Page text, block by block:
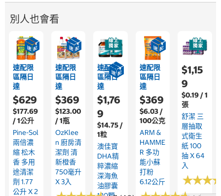
別人也會看
速配限
區隔日
達
$629
$177.69
/ 1公升
Pine-Sol
兩倍濃
縮 松木
香 多用
途清潔
劑 1.77
公升 X 2
速配限
區隔日
達
$369
$123.00
/ 1瓶
OzKlee
N 廚房清
潔劑 清
新橙香
750毫升
X 3入
速配限
區隔日
達
$1,76
9
$14.75 /
1粒
澳佳寶
DHA精
粹濃縮
深海魚
油膠囊
速配限
區隔日
達
$369
$6.03 /
100公克
ARM &
HAMME
R 多功
能小蘇
打粉
6.12公斤
$1,15
9
$0.19 / 1
張
舒潔 三
層抽取
式衛生
紙 100
抽 X 64
入
★★★
★★★